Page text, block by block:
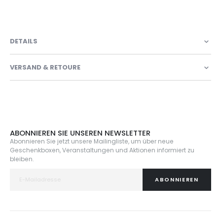
DETAILS
VERSAND & RETOURE
ABONNIEREN SIE UNSEREN NEWSLETTER
Abonnieren Sie jetzt unsere Mailingliste, um über neue
Geschenkboxen, Veranstaltungen und Aktionen informiert zu
bleiben.
ABONNIEREN